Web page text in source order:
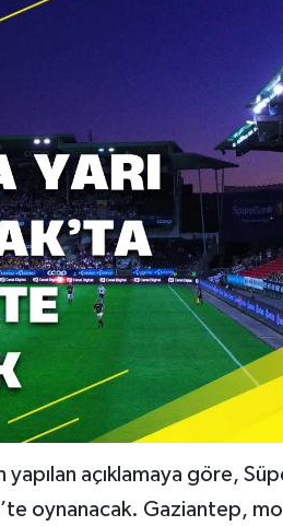
açıklamaya göre,
oynanacak. Gaziantep,